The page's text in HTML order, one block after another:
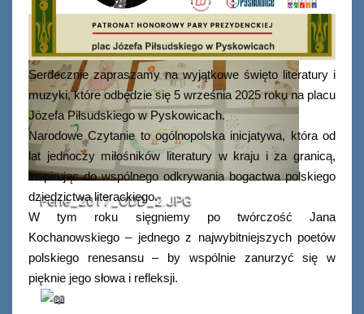
Ferie_2017_ODD_2.JPG
Serdecznie zapraszamy na wyjątkowe święto literatury i
muzyki, które odbędzie się 5 września 2025 roku na placu
Józefa Piłsudskiego w Pyskowicach.
Narodowe Czytanie to ogólnopolska inicjatywa, która od
lat jednoczy miłośników literatury w kraju i za granicą,
inspirując do wspólnego odkrywania bogactwa polskiego
dziedzictwa literackiego.
W tym roku sięgniemy po twórczość Jana
Kochanowskiego – jednego z najwybitniejszych poetów
polskiego renesansu – by wspólnie zanurzyć się w
pięknie jego słowa i refleksji.